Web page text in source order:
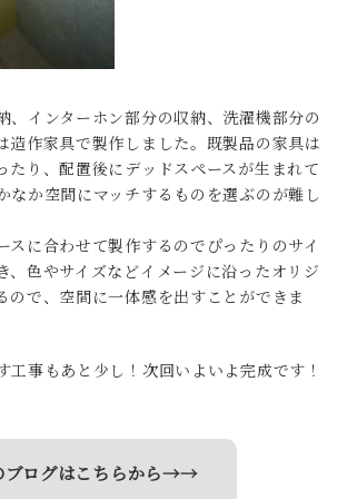
インターホン部分の収納、洗濯機部分の
造作家具で製作しました。既製品の家具は
たり、配置後にデッドスペースが生まれて
なか空間にマッチするものを選ぶのが難し
スに合わせて製作するのでぴったりのサイ
、色やサイズなどイメージに沿ったオリジ
ので、空間に一体感を出すことができま
工事もあと少し！次回いよいよ完成です！
ブログはこちらから→→